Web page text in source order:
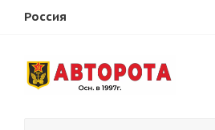
Россия